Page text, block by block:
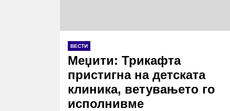
ВЕСТИ
Меџити: Трикафта
пристигна на детската
клиника, ветувањето го
исполнивме